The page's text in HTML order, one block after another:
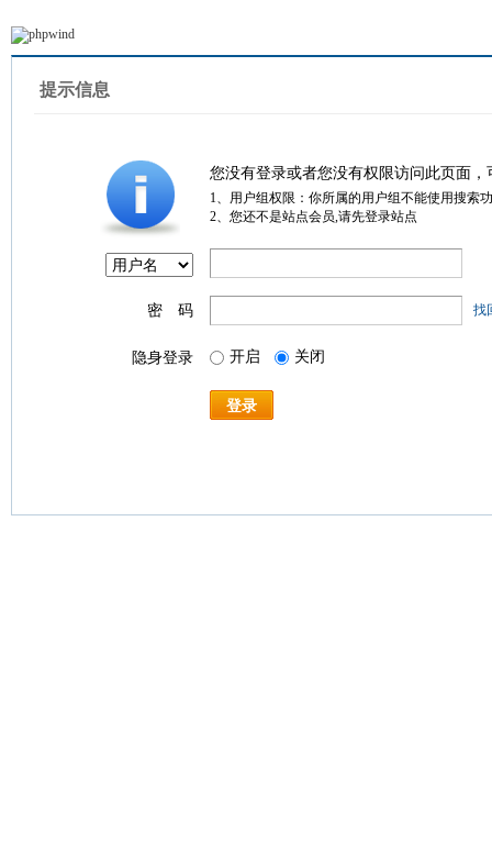
提示信息
您没有登录或者您没有权限访问此页面
1、用户组权限：你所属的用户组不能使用搜索
2、您还不是站点会员,请先登录站点
密 码 找
隐身登录 开启 关闭
登录